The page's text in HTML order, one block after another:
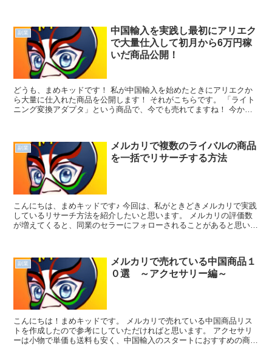
副業
中国輸入を実践し最初にアリエク
で大量仕入して初月から6万円稼
いだ商品公開！
どうも、まめキッドです！ 私が中国輸入を始めたときにアリエクか
ら大量に仕入れた商品を公開します！ それがこちらです。 「ライト
ニング変換アダプタ」という商品で、今でも売れてますね！ 今から
副業
メルカリで複数のライバルの商品
を一括でリサーチする方法
こんにちは、まめキッドです♪ 今回は、私がときどきメルカリで実践
しているリサーチ方法を紹介したいと思います。 メルカリの評価数
が増えてくると、同業のセラーにフォローされることがあると思いま
副業
メルカリで売れている中国商品１
０選 ～アクセサリー編～
こんにちは！まめキッドです。 メルカリで売れている中国商品リス
トを作成したので参考にしていただければと思います。 アクセサリ
ーは小物で単価も送料も安く、中国輸入のスタートにおすすめの商材